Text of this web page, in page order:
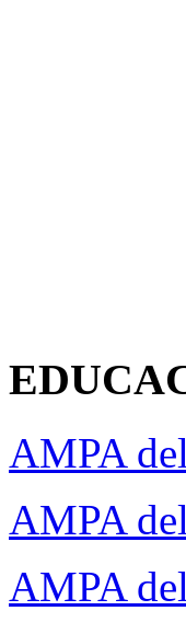
AMPA
AMPA
AMPA